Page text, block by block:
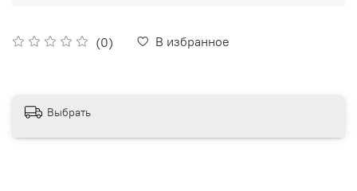
(0) В избранное
Выбрать